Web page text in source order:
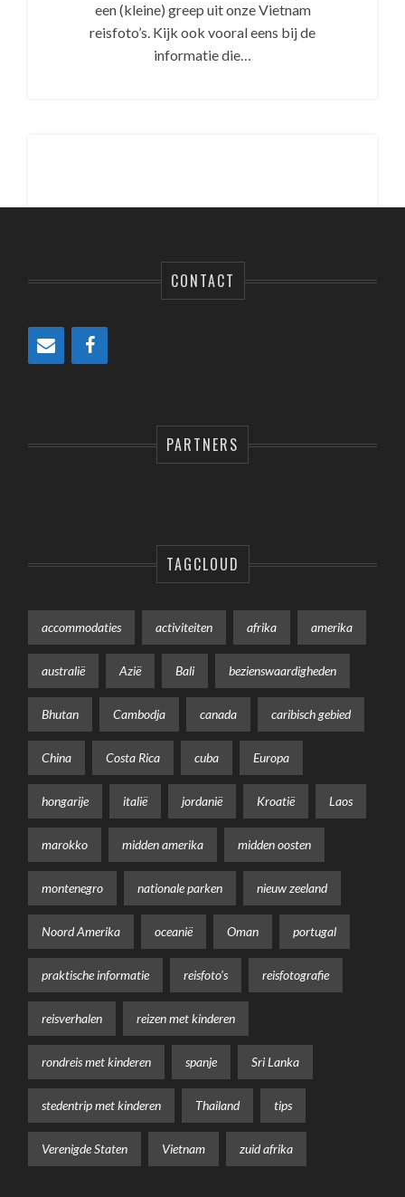
een (kleine) greep uit onze Vietnam
reisfoto’s. Kijk ook vooral eens bij de
informatie die…
CONTACT
PARTNERS
TAGCLOUD
accommodaties activiteiten afrika amerika
australië Azië Bali bezienswaardigheden
Bhutan Cambodja canada caribisch gebied
China Costa Rica cuba Europa
hongarije italië jordanië Kroatië Laos
marokko midden amerika midden oosten
montenegro nationale parken nieuw zeeland
Noord Amerika oceanië Oman portugal
praktische informatie reisfoto's reisfotografie
reisverhalen reizen met kinderen
rondreis met kinderen spanje Sri Lanka
stedentrip met kinderen Thailand tips
Verenigde Staten Vietnam zuid afrika